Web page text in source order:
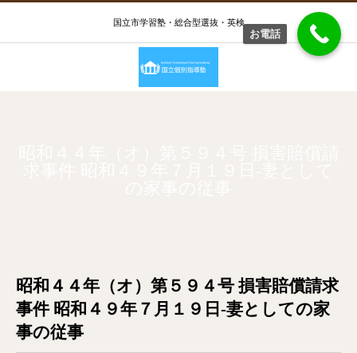
国立市学習塾・総合型選抜・英検
昭和４４年（オ）第５９４号 損害賠償請求
事件 昭和４９年７月１９日-妻としての家
事の従事
お電話